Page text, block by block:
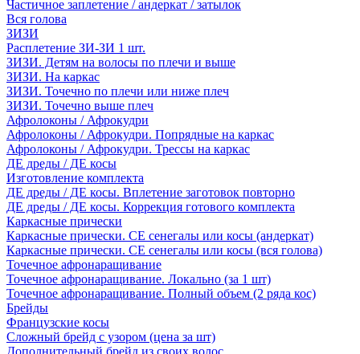
Частичное заплетение / андеркат / затылок
Вся голова
ЗИЗИ
Расплетение ЗИ-ЗИ 1 шт.
ЗИЗИ. Детям на волосы по плечи и выше
ЗИЗИ. На каркас
ЗИЗИ. Точечно по плечи или ниже плеч
ЗИЗИ. Точечно выше плеч
Афролоконы / Афрокудри
Афролоконы / Афрокудри. Попрядные на каркас
Афролоконы / Афрокудри. Трессы на каркас
ДЕ дреды / ДЕ косы
Изготовление комплекта
ДЕ дреды / ДЕ косы. Вплетение заготовок повторно
ДЕ дреды / ДЕ косы. Коррекция готового комплекта
Каркасные прически
Каркасные прически. СЕ сенегалы или косы (андеркат)
Каркасные прически. СЕ сенегалы или косы (вся голова)
Точечное афронаращивание
Точечное афронаращивание. Локально (за 1 шт)
Точечное афронаращивание. Полный объем (2 ряда кос)
Брейды
Французские косы
Сложный брейд с узором (цена за шт)
Дополнительный брейд из своих волос